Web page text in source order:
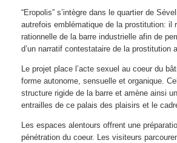
“Eropolis” s’intègre dans le quartier de
autrefois emblématique de la prostitution: il
rationnelle de la barre industrielle afin de
d’un narratif contestataire de la prostitution
Le projet place l’acte sexuel au coeur du
forme autonome, sensuelle et organique.
structure rigide de la barre et amène ainsi
entrailles de ce palais des plaisirs et le
Les espaces alentours offrent une
pénétration du coeur. Les visiteurs